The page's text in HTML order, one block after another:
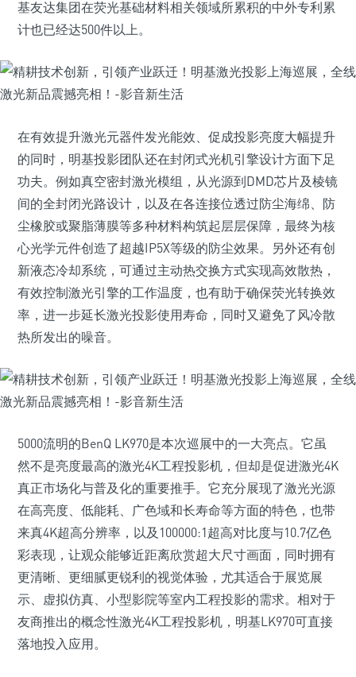
基友达集团在荧光基础材料相关领域所累积的中外专利累
计也已经达500件以上。
在有效提升激光元器件发光能效、促成投影亮度大幅提升
的同时，明基投影团队还在封闭式光机引擎设计方面下足
功夫。例如真空密封激光模组，从光源到DMD芯片及棱镜
间的全封闭光路设计，以及在各连接位透过防尘海绵、防
尘橡胶或聚脂薄膜等多种材料构筑起层层保障，最终为核
心光学元件创造了超越IP5X等级的防尘效果。另外还有创
新液态冷却系统，可通过主动热交换方式实现高效散热，
有效控制激光引擎的工作温度，也有助于确保荧光转换效
率，进一步延长激光投影使用寿命，同时又避免了风冷散
热所发出的噪音。
5000流明的BenQ LK970是本次巡展中的一大亮点。它虽
然不是亮度最高的激光4K工程投影机，但却是促进激光4K
真正市场化与普及化的重要推手。它充分展现了激光光源
在高亮度、低能耗、广色域和长寿命等方面的特色，也带
来真4K超高分辨率，以及100000:1超高对比度与10.7亿色
彩表现，让观众能够近距离欣赏超大尺寸画面，同时拥有
更清晰、更细腻更锐利的视觉体验，尤其适合于展览展
示、虚拟仿真、小型影院等室内工程投影的需求。相对于
友商推出的概念性激光4K工程投影机，明基LK970可直接
落地投入应用。